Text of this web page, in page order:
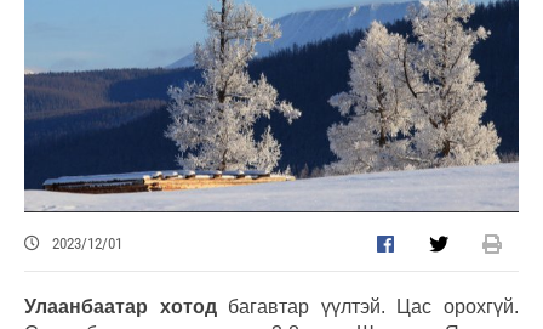
2023/12/01
Улаанбаатар хотод багавтар үүлтэй. Цас орохгүй.